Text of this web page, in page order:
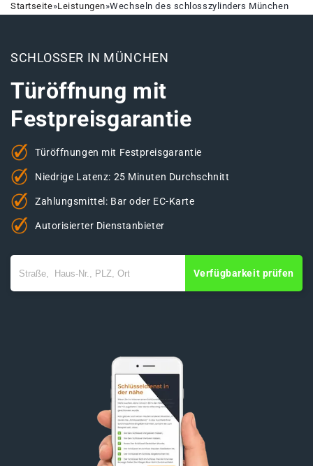
Startseite»Leistungen»Wechseln des schlosszylinders München
SCHLOSSER IN MÜNCHEN
Türöffnung mit
Festpreisgarantie
Türöffnungen mit Festpreisgarantie
Niedrige Latenz: 25 Minuten Durchschnitt
Zahlungsmittel: Bar oder EC-Karte
Autorisierter Dienstanbieter
Verfügbarkeit prüfen